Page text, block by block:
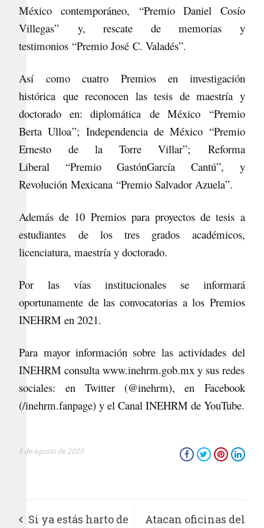
México contemporáneo, “Premio Daniel Cosío
Villegas” y, rescate de memorias y
testimonios“Premio JoséC. Valadés”.
Asícomo cuatro Premios en investigación
histórica que reconocen las tesis de maestría y
doctorado en: diplomática de México “Premio
Berta Ulloa”; Independencia de México “Premio
Ernesto de la Torre Villar”; Reforma
Liberal“Premio GastónGarcía Cantú”, y
Revolución Mexicana“Premio Salvador Azuela”.
Además de 10 Premios para proyectos de tesis a
estudiantes de los tres grados académicos,
licenciatura, maestría y doctorado.
Por las vías institucionales se informará
oportunamente de las convocatorias a los Premios
INEHRM en 2021.
Para mayor información sobre las actividades del
INEHRM consulta www.inehrm.gob.mx y sus redes
sociales: en Twitter (@inehrm), en Facebook
(/inehrm.fanpage) y el Canal INEHRM de YouTube.
5 de agosto de 2020
Si ya estás harto de Atacan oficinas del